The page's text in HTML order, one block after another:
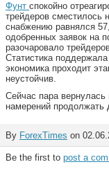
Фунт спокойно
трейдеров сместилось
снабжению равнялся
одобренных заявок на
разочаровало
Статистика
экономика проходит
неустойчив.
Сейчас пара вернулась
намерений продолжать
By ForexTimes on
Be the first to post a